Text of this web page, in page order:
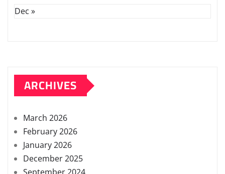
Dec »
ARCHIVES
March 2026
February 2026
January 2026
December 2025